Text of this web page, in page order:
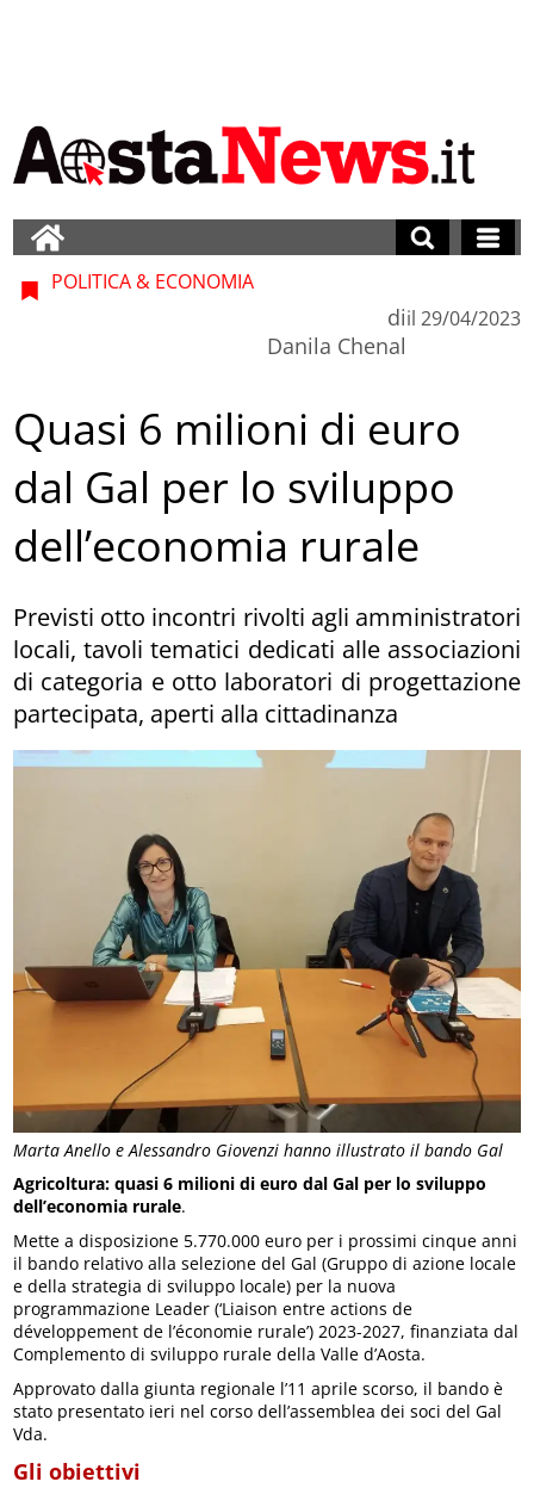
Marta Anello e Alessandro Giovenzi hanno illustrato il bando Gal
POLITICA & ECONOMIA
di
Danila Chenal
il 29/04/2023
Quasi 6 milioni di euro
dal Gal per lo sviluppo
dell’economia rurale
Previsti otto incontri rivolti agli amministratori
locali, tavoli tematici dedicati alle associazioni
di categoria e otto laboratori di progettazione
partecipata, aperti alla cittadinanza
Agricoltura: quasi 6 milioni di euro dal Gal per lo sviluppo
dell’economia rurale.
Mette a disposizione 5.770.000 euro per i prossimi cinque anni
il bando relativo alla selezione del Gal (Gruppo di azione locale
e della strategia di sviluppo locale) per la nuova
programmazione Leader (‘Liaison entre actions de
développement de l’économie rurale’) 2023-2027, finanziata dal
Complemento di sviluppo rurale della Valle d’Aosta.
Approvato dalla giunta regionale l’11 aprile scorso, il bando è
stato presentato ieri nel corso dell’assemblea dei soci del Gal
Vda.
Gli obiettivi